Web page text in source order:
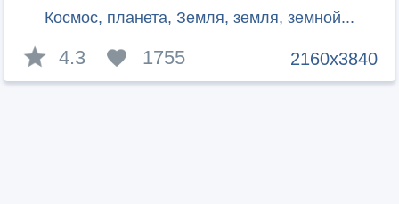
Космос, планета, Земля, земля, земной...
2160x3840
4.3 1755